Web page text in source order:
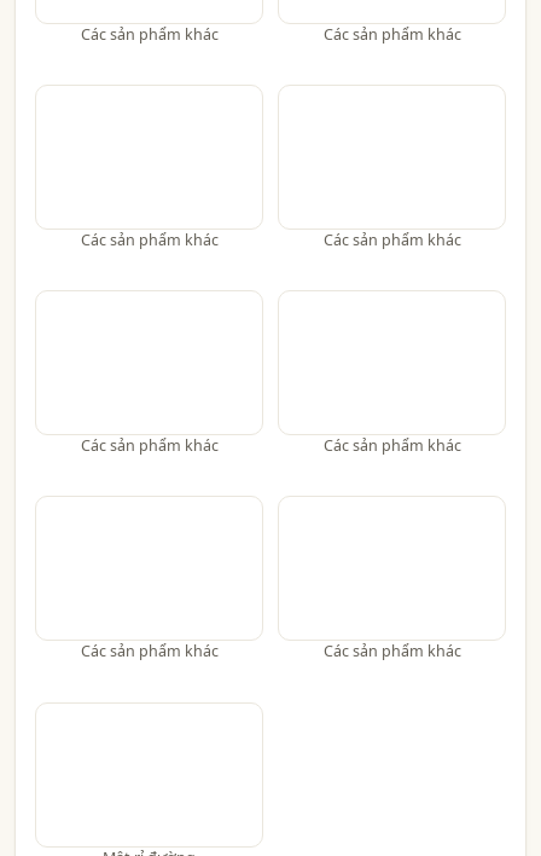
Các sản phẩm khác Các sản phẩm khác
Các sản phẩm khác Các sản phẩm khác
Các sản phẩm khác Các sản phẩm khác
Các sản phẩm khác Các sản phẩm khác